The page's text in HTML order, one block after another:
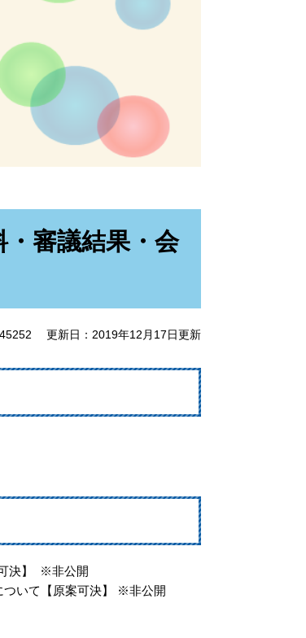
審議結果・会
更新日：2019年12月17日更新
決】 ※非公開
いて【原案可決】 ※非公開